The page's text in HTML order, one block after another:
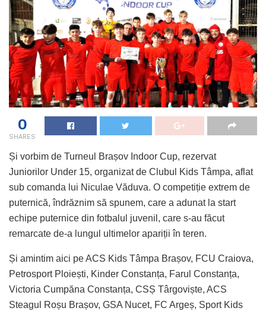
0
SHARES
Și vorbim de Turneul Brașov Indoor Cup, rezervat
Juniorilor Under 15, organizat de Clubul Kids Tâmpa, aflat
sub comanda lui Niculae Văduva. O competiție extrem de
puternică, îndrăznim să spunem, care a adunat la start
echipe puternice din fotbalul juvenil, care s-au făcut
remarcate de-a lungul ultimelor apariții în teren.
Și amintim aici pe ACS Kids Tâmpa Brașov, FCU Craiova,
Petrosport Ploiești, Kinder Constanța, Farul Constanța,
Victoria Cumpăna Constanța, CSȘ Târgoviște, ACS
Steagul Roșu Brașov, GSA Nucet, FC Argeș, Sport Kids